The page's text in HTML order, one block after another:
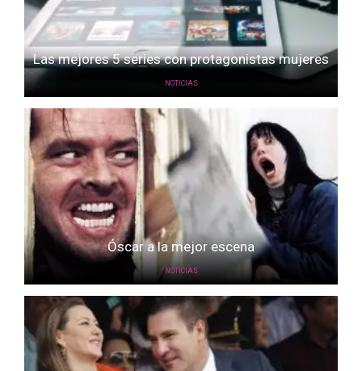
Las mejores 5 series con protagonistas mujeres
NOTICIAS
Óscar a la mejor escena
NOTICIAS